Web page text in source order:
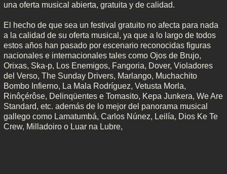
una oferta musical abierta, gratuita y de calidad.
El hecho de que sea un festival gratuito no afecta para nada
a la calidad de su oferta musical, ya que a lo largo de todos
estos años han pasado por escenario reconocidas figuras
nacionales e internacionales tales como Ojos de Brujo,
Orixas, Ska-p, Los Enemigos, Fangoria, Dover, Violadores
del Verso, The Sunday Drivers, Marlango, Muchachito
Bombo Infierno, La Mala Rodríguez, Vetusta Morla,
Rinôçérôse, Delinqüentes e Tomasito, Kepa Junkera, We Are
Standard, etc. además de lo mejor del panorama musical
gallego como Lamatumbá, Carlos Núnez, Leilía, Dios Ke Te
Crew, Milladoiro o Luar na Lubre,